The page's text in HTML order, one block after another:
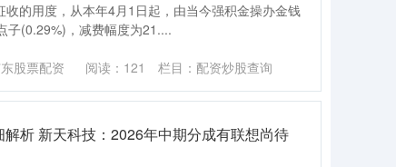
收的用度，从本年4月1日起，由当今强积金操办金钱
子(0.29%)，减费幅度为21....
股票配资 阅读： 121 栏目： 配资炒股查询
析 新天科技：2026年中期分成有联想尚待